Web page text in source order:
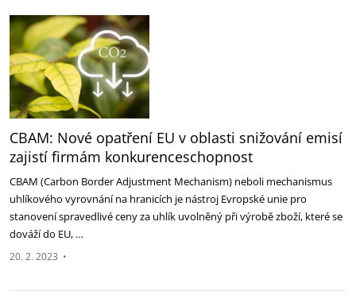
CBAM: Nové opatření EU v oblasti snižování emisí
zajistí firmám konkurenceschopnost
CBAM (Carbon Border Adjustment Mechanism) neboli mechanismus
uhlíkového vyrovnání na hranicích je nástroj Evropské unie pro
stanovení spravedlivé ceny za uhlík uvolněný při výrobě zboží, které se
dováží do EU, …
20. 2. 2023 •